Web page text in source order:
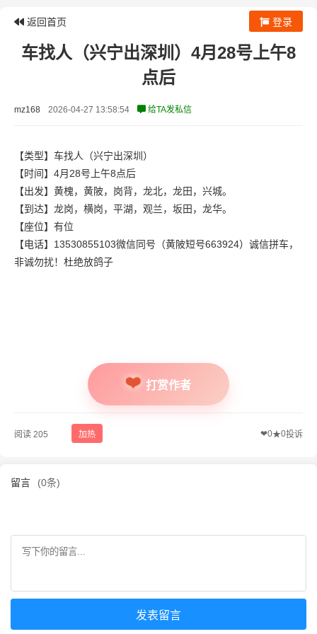
返回首页 登录
车找人（兴宁出深圳）4月28号上午8
点后
mz168 2026-04-27 13:58:54 给TA发私信
【类型】车找人（兴宁出深圳）
【时间】4月28号上午8点后
【出发】黄槐，黄陂，岗背，龙北，龙田，兴城。
【到达】龙岗，横岗，平湖，观兰，坂田，龙华。
【座位】有位
【电话】13530855103微信同号（黄陂短号663924）诚信拼车，
非诚勿扰！杜绝放鸽子
打赏作者
阅读 205 加热 ❤0★0投诉
留言 (0条)
发表留言